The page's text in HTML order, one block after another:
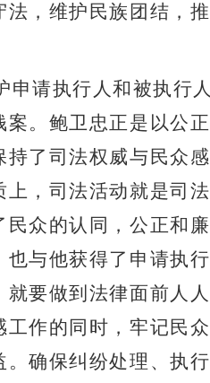
，维护民族团结，推
申请执行人和被执行人
。鲍卫忠正是以公正
了司法权威与民众感
，司法活动就是司法
众的认同，公正和廉
与他获得了申请执行
要做到法律面前人人
作的同时，牢记民众
确保纠纷处理、执行